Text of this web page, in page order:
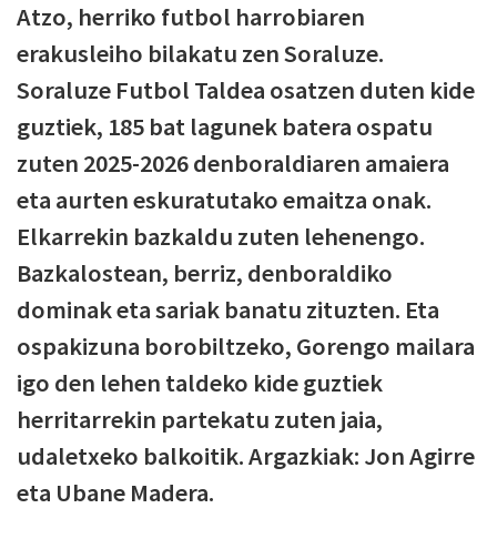
Atzo, herriko futbol harrobiaren
erakusleiho bilakatu zen Soraluze.
Soraluze Futbol Taldea osatzen duten kide
guztiek, 185 bat lagunek batera ospatu
zuten 2025-2026 denboraldiaren amaiera
eta aurten eskuratutako emaitza onak.
Elkarrekin bazkaldu zuten lehenengo.
Bazkalostean, berriz, denboraldiko
dominak eta sariak banatu zituzten. Eta
ospakizuna borobiltzeko, Gorengo mailara
igo den lehen taldeko kide guztiek
herritarrekin partekatu zuten jaia,
udaletxeko balkoitik. Argazkiak: Jon Agirre
eta Ubane Madera.